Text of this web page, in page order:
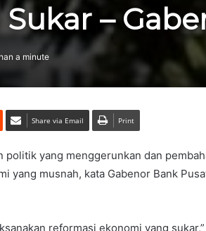
–
a minute
Share via Email Print
yang menggerunkan dan
yang musnah, kata Gabenor Bank
reformasi ekonomi yang